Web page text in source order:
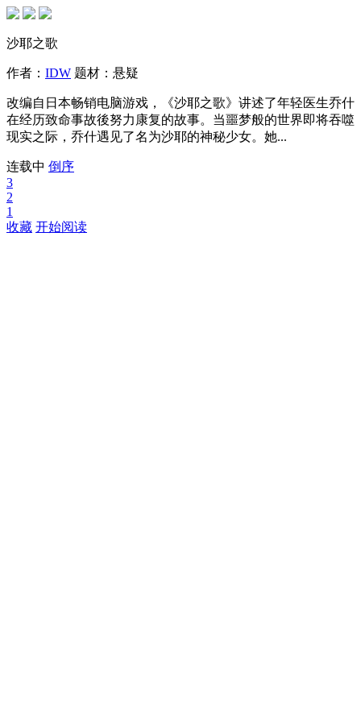
沙耶之歌
作者： IDW 题材： 悬疑
改编自日本畅销电脑游戏，《沙耶之歌》讲述了年轻医生乔什
在经历致命事故後努力康复的故事。当噩梦般的世界即将吞噬
现实之际，乔什遇见了名为沙耶的神秘少女。她...
连载中 倒序
3
2
1
收藏 开始阅读